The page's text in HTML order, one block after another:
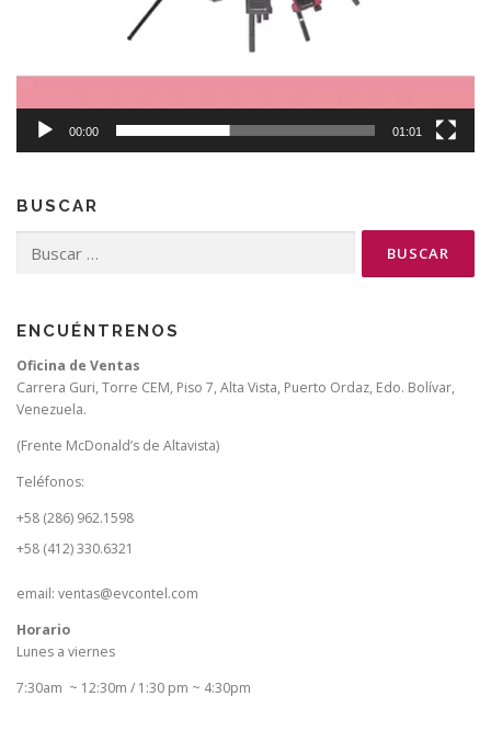
00:00 01:01
BUSCAR
ENCUÉNTRENOS
Oficina de Ventas
Carrera Guri, Torre CEM, Piso 7, Alta Vista, Puerto Ordaz, Edo. Bolívar,
Venezuela.
(Frente McDonald’s de Altavista)
Teléfonos:
+58 (286) 962.1598
+58 (412) 330.6321
email: ventas@evcontel.com
Horario
Lunes a viernes
7:30am ~ 12:30m / 1:30 pm ~ 4:30pm